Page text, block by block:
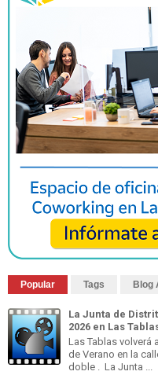
Popular Tags Blog
La Junta de
2026 en Las
Las Tablas volverá
de Verano en la
doble . La Junta ...